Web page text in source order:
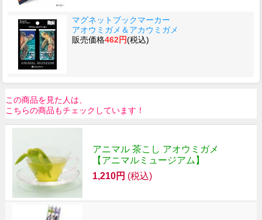
マグネットブックマーカー
アオウミガメ＆アカウミガメ
販売価格462円(税込)
この商品を見た人は、
こちらの商品もチェックしています！
アニマル 茶こし アオウミガメ
【アニマルミュージアム】
1,210円 (税込)